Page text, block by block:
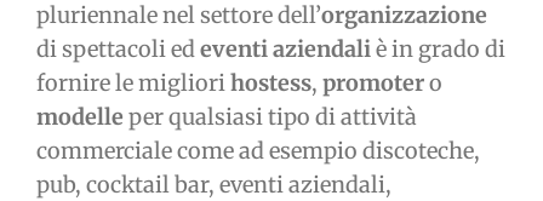
pluriennale nel settore dell’organizzazione
di spettacoli edeventi aziendaliè in grado di
fornire le migliorihostess, promotero
modelle per qualsiasi tipo di attività
commerciale come ad esempio discoteche,
pub, cocktail bar, eventi aziendali,